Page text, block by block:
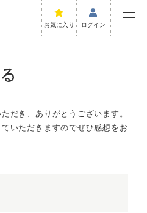
お気に入り ログイン
だき、ありがとうございます。
いただきますのでぜひ感想をお